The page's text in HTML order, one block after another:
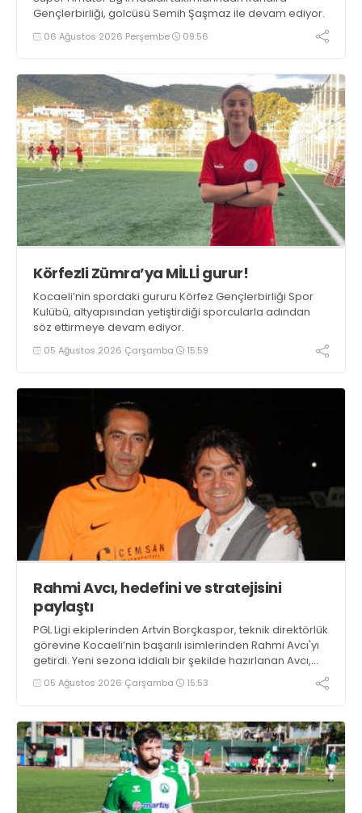
Gençlerbirliği, golcüsü Semih Şaşmaz ile devam ediyor.
06 Ağustos 2026 Perşembe 09:56
Körfezli Zümra’ya MİLLİ gurur!
Kocaeli’nin spordaki gururu Körfez Gençlerbirliği Spor
Kulübü, altyapısından yetiştirdiği sporcularla adından
söz ettirmeye devam ediyor.
05 Ağustos 2026 Çarşamba 15:59
Rahmi Avcı, hedefini ve stratejisini
paylaştı
PGL Ligi ekiplerinden Artvin Borçkaspor, teknik direktörlük
görevine Kocaeli’nin başarılı isimlerinden Rahmi Avcı'yı
getirdi. Yeni sezona iddialı bir şekilde hazırlanan Avcı,
duygularını aktardı.
05 Ağustos 2026 Çarşamba 15:53